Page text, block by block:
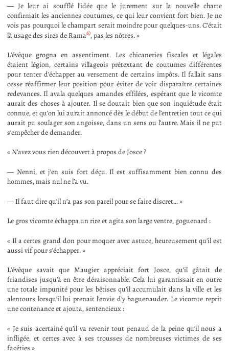
— Je leur ai soufflé l’idée que le jurement sur la nouvelle charte
confirmait les anciennes coutumes, ce qui leur convient fort bien. Je ne
vois pas pourquoi le champart serait moindre pour quelques-uns. C’était
là usage des sires de Rama6), pas les nôtres. »
L’évêque grogna en assentiment. Les chicaneries fiscales et légales
étaient légion, certains villageois prétextant de coutumes différentes
pour tenter d’échapper au versement de certains impôts. Il fallait sans
cesse réaffirmer leur position pour éviter de voir disparaître certaines
redevances. Il avala quelques amandes effilées, espérant que le vicomte
aurait des choses à ajouter. Il se doutait bien que son inquiétude était
connue, et qu’on lui aurait annoncé dès le début de l’entretien tout ce qui
aurait pu soulager son angoisse, dans un sens ou l’autre. Mais il ne put
s’empêcher de demander.
« N’avez vous rien découvert à propos de Josce ?
— Nenni, et j’en suis fort déçu. Il est suffisamment bien connu des
hommes, mais nul ne l’a vu.
— Il faut dire qu’il n’a pas son pareil pour se faire discret… »
Le gros vicomte échappa un rire et agita son large ventre, goguenard :
« Il a certes grand don pour moquer avec astuce, heureusement qu’il est
aussi vif pour s’échapper. »
L’évêque savait que Maugier appréciait fort Josce, qu’il gâtait de
friandises jusqu’à en être déraisonnable. Cela lui garantissait en outre
une totale impunité pour les bêtises qu’il accumulait dans la ville et les
alentours lorsqu’il lui prenait l’envie d’y baguenauder. Le vicomte reprit
une contenance et ajouta, sentencieux :
« Je suis acertainé qu’il va revenir tout penaud de la peine qu’il nous a
infligée, et certes avec à ses trousses de nombreuses victimes de ses
facéties »